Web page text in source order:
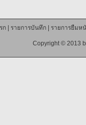
ก| รายการบันทึก| รายการยืมห
Copyright © 2013